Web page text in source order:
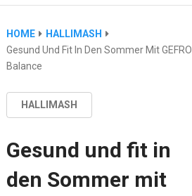
HOME
HALLIMASH
Gesund Und Fit In Den Sommer Mit GEFRO
Balance
HALLIMASH
Gesund und fit in
den Sommer mit